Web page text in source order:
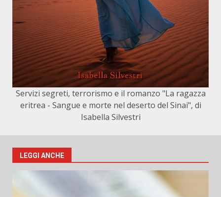
Servizi segreti, terrorismo e il romanzo "La ragazza
eritrea - Sangue e morte nel deserto del Sinai", di
Isabella Silvestri
LEGGI ANCHE